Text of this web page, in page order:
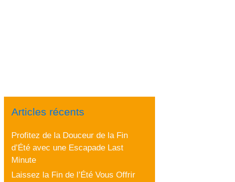
Articles récents
Profitez de la Douceur de la Fin
d’Été avec une Escapade Last
Minute
Laissez la Fin de l’Été Vous Offrir